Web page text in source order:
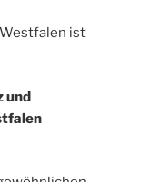
ist
und